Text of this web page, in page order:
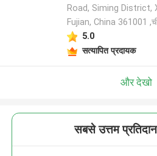
Road, Siming District,
Fujian, China 361001
5.0
सत्यापित प्रदायक
और देखो
सबसे उत्तम